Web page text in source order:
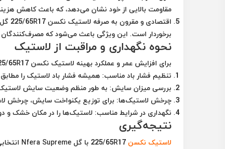
مقاومت بالایی از خود نشان می‌دهد، که باعث کاهش
اقتصادی و مقرون به صرفه
برخوردار است. این ویژگی باعث می‌شود که مصرف‌کنندگان
نحوه نگهداری و مراقبت از لاستیک
برای افزایش عمر و عملکرد بهینه لاستیک نکسن 225/65R17، رعایت نکات زیر ضروری است:
تنظیم فشار باد مناسب: همیشه فشار باد لاستیک را
بررسی میزان سایش: به طور منظم وضعیت سایش
چرخش لاستیک‌ها: برای توزیع یکنواخت سایش، چرخش لاستیک‌ها هر 10,000
نگهداری در شرایط مناسب: لاستیک‌ها را در مکان خشک و
نتیجه‌گیری
لاستیک نکسن 225/65R17 با گل Nfera Supreme